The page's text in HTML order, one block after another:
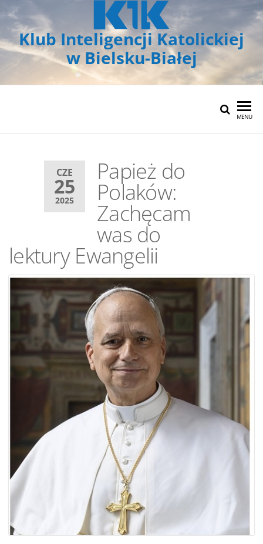
Klub Inteligencji Katolickiej
w Bielsku-Białej
MENU
CZE
25
2025
Papież do
Polaków:
Zachęcam
was do
lektury Ewangelii